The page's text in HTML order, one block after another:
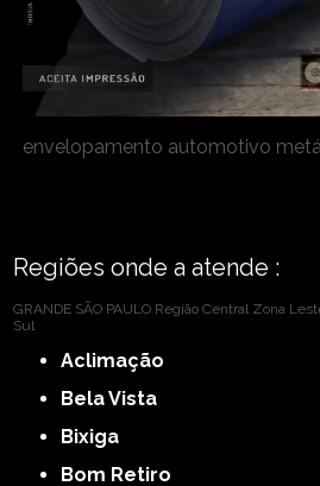
envelopamento automotivo
Regiões onde a atende :
GRANDE SÃO PAULO Região Central Zona
Sul
Aclimação
Bela Vista
Bixiga
Bom Retiro